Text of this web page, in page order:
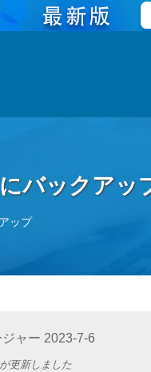
バックアッ
ップ
ャー 2023-7-6
が更新しました